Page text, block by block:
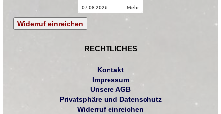
07.08.2026 mehr
Widerruf einreichen
RECHTLICHES
Kontakt
Impressum
Unsere AGB
Privatsphäre und Datenschutz
Widerruf einreichen